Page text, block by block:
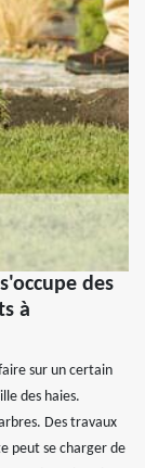
des
à
sur un certain
des haies.
Des travaux
peut se charger de